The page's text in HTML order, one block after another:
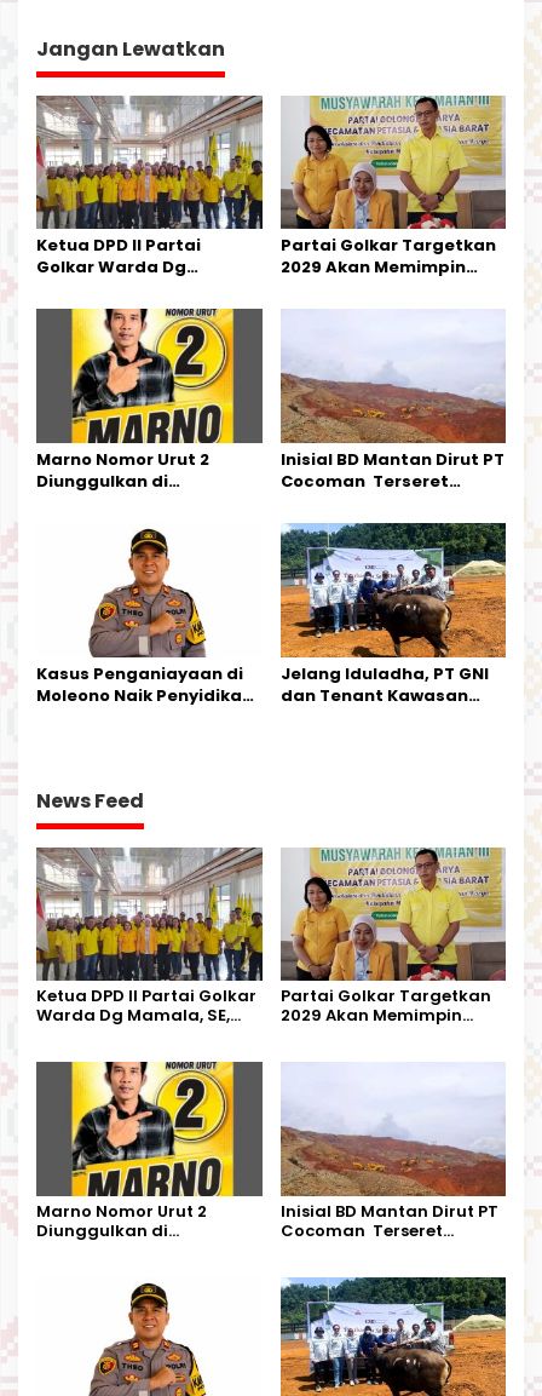
g
a
s
i
p
o
s
Jangan Lewatkan
Ketua DPD II Partai
Golkar Warda Dg
Pengurus Parti
Kecamatan Petasia dan
Kecamatan Petbar
Partai Golkar Targetkan
2029 Akan Memimpin
Marno Nomor Urut 2
Diunggulkan di
Kesederhanaannya Jadi
Harapan Warga
Inisial BD Mantan Dirut PT
Cocoman Terseret
Tata Kelola Tambang
Kalimantan Barat
Kasus Penganiayaan di
Moleono Naik Penyidikan,
Jelang Iduladha, PT GNI
dan Tenant Kawasan
News Feed
Ketua DPD II Partai Golkar
Warda Dg Mamala, SE,
Kecamatan Petbar
Partai Golkar Targetkan
2029 Akan Memimpin
Marno Nomor Urut 2
Diunggulkan di
Harapan Warga
Inisial BD Mantan Dirut PT
Cocoman Terseret
Kalimantan Barat